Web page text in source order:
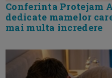
Conferinta Protejam
dedicate mamelor
mai multa incredere